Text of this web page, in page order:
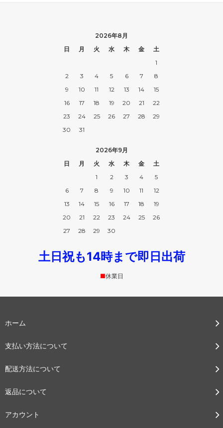
2026年8月
日
月 火 水 木 金
土
1
2
3 4 5 6 7
8
9
10 11 12 13 14
15
16
17 18 19 20 21
22
23
24 25 26 27 28
29
30
31
2026年9月
日
月 火 水 木 金
土
1
2 3 4
5
6
7 8 9 10 11
12
13
14 15 16 17 18
19
20
21 22 23 24 25
26
27
28 29 30
土日祝も14時まで即日出荷
■休業日
ホーム
支払い方法について
配送方法について
返品について
アカウント